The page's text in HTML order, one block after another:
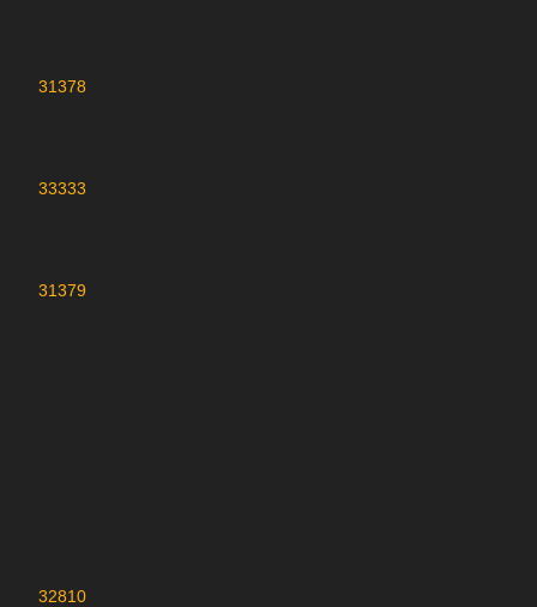
31378
33333
31379
32810